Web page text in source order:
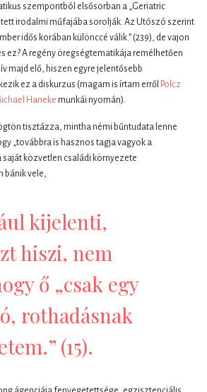
szempontból elsősorban a „Geriatric
irodalmi műfajába sorolják. Az Utószó szerint
idős korában különccé válik.” (239), de vajon
ez? A regény öregségtematikája remélhetően
majd elő, hiszen egyre jelentősebb
ez a diskurzus (magam is írtam erről Polcz
Haneke munkái nyomán).
tisztázza, mintha némi bűntudata lenne
„továbbra is hasznos tagja vagyok a
saját közvetlen családi környezete
bánik vele,
kijelenti,
hiszi, nem
ő „csak egy
rothadásnak
(15).